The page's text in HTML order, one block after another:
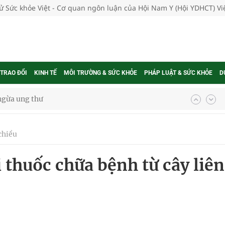
Sức khỏe Việt - Cơ quan ngôn luận của Hội Nam Y (Hội YDHCT)
ĐỔI KINH TẾ MÔI TRƯỜNG & SỨC KHỎE PHÁP LUẬT & SỨC KHỎE
Của Các Loài Nhân Sâm (Panax Spp.): Tổng
mới của Việt Nam
hai cấp trong quản lý hoạt động nha khoa,
thuốc chữa bệnh từ cây liên